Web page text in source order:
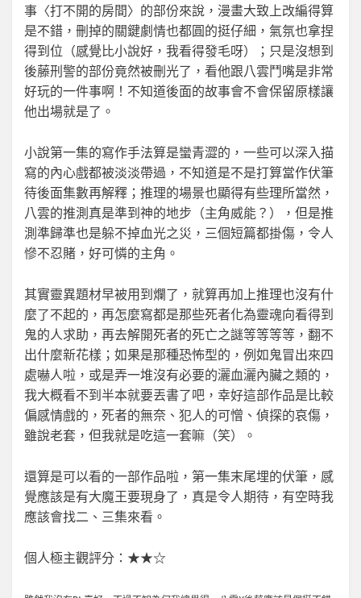
事〈打不開的房間〉的部份來說，漫畫大致上改編得算
是不錯，刪掉的關鍵劇情也都圓的挺仔細，氣氛也拿捏
得到位（感覺比小說好，我看得發毛呀）；只是沒想到
後藤刑警的部份竟然被刪光了，看他跟八雲鬥嘴是非常
好玩的一件事啊！不知道後面的故事會不會保留原樣讓
他出場就是了。
小說第一集的寫作手法算是蠻青澀的，一些可以深入描
寫的內心戲都被淡淡帶過，不知道是不是打算當作伏筆
待後面集數再解釋；推理的場景也顯得有些理所當然，
八雲的推測真是準到神的地步（主角威能？），但是推
測準歸準也是躲不掉血光之災，三個短篇都掛傷，令人
慘不忍賭，好可憐的主角。
其實靈異題材早被用到爛了，就算再加上推理也沒有什
麼了不起的，再怎麼寫都是那些死者化為靈魂向看得到
鬼的人求助，再去解開死者的死亡之謎等等等等，翻不
出什麼新花樣；如果是那種恐怖型的，例如鬼冒出來四
處嚇人啦，或是弄一堆沒有必要的灑血灑內臟之類的，
我大概看不到半本就要丟書了吧，幸好這部作品是比較
偏感情戲的，死者的無奈、犯人的可憎、偵探的哀傷，
雖說老套，但我就是吃這一套嘛（笑）。
還算是可以看的一部作品啦，第一集末尾埋的伏筆，感
覺應該是有大魔王要現身了，真是令人期待，有空時我
應該會找二、三集來看。
個人極主觀評分：★★☆